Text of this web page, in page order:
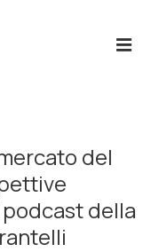
del
della